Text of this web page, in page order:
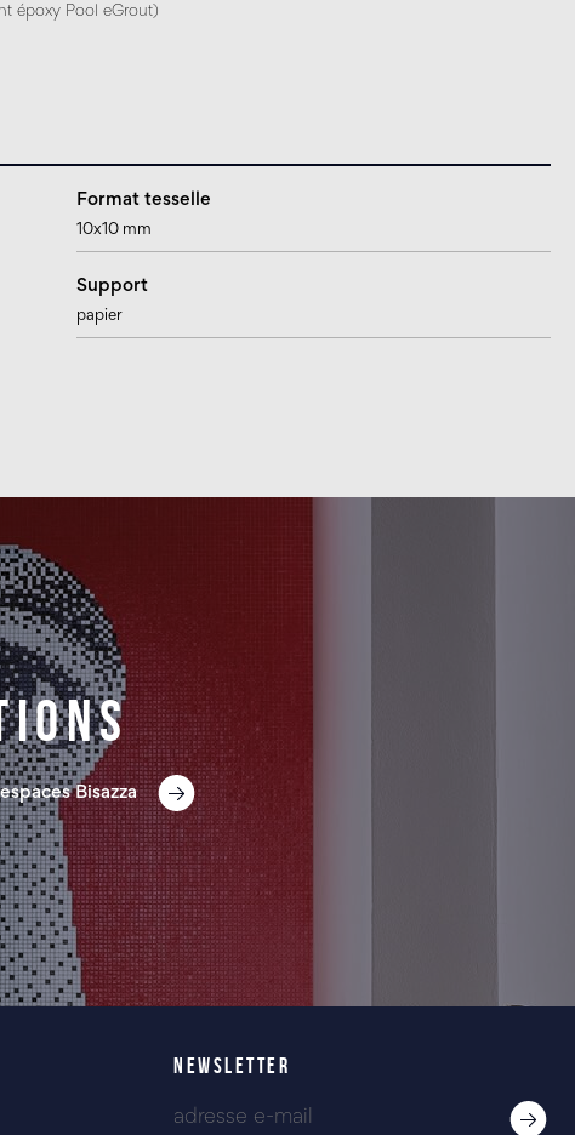
époxy Pool eGrout)
Format tesselle
10x10 mm
Support
papier
Bisazza
NEWSLETTER